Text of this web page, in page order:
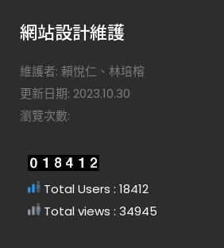
網站設計維護
維護者: 賴悅仁、林培榕
更新日期: 2023.10.30
瀏覽次數:
Total Users : 18412
Total views : 34945